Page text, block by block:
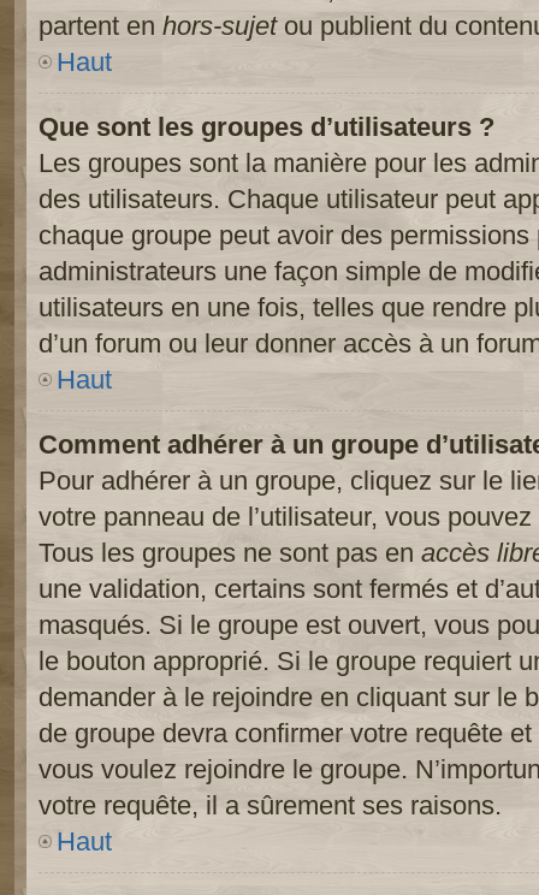
partent en hors-sujetou publient du
Haut
Que sont les groupes d’utilisateurs ?
Les groupes sont la manière pour les
des utilisateurs. Chaque utilisateur peut
chaque groupe peut avoir des
administrateurs une façon simple de
utilisateurs en une fois, telles que rendre
d’un forum ou leur donner accès à un
Haut
Comment adhérer à un groupe
Pour adhérer à un groupe, cliquez sur le
votre panneau de l’utilisateur, vous
Tous les groupes ne sont pas en accès
une validation, certains sont fermés et
masqués. Si le groupe est ouvert, vous
le bouton approprié. Si le groupe requiert
demander à le rejoindre en cliquant sur le
de groupe devra confirmer votre requête
vous voulez rejoindre le groupe.
votre requête, il a sûrement ses raisons.
Haut